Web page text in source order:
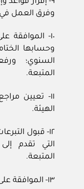
وفرق العمل في
١٠- الموافقة
وحسابها
السنوي؛
المتبعة.
١١- تعيين
الهيئة.
١٢- قبول
التي تقدم
المتبعة.
١٣- الموافقة على فتح فروع أو مكاتب للهيئة.